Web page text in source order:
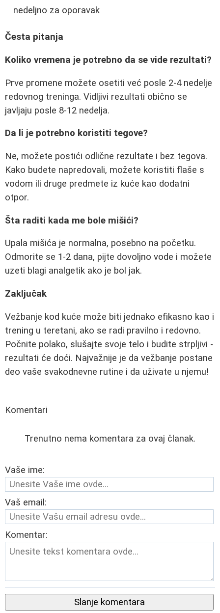
nedeljno za oporavak
Česta pitanja
Koliko vremena je potrebno da se vide rezultati?
Prve promene možete osetiti već posle 2-4 nedelje
redovnog treninga. Vidljivi rezultati obično se
javljaju posle 8-12 nedelja.
Da li je potrebno koristiti tegove?
Ne, možete postići odlične rezultate i bez tegova.
Kako budete napredovali, možete koristiti flaše s
vodom ili druge predmete iz kuće kao dodatni
otpor.
Šta raditi kada me bole mišići?
Upala mišića je normalna, posebno na početku.
Odmorite se 1-2 dana, pijte dovoljno vode i možete
uzeti blagi analgetik ako je bol jak.
Zaključak
Vežbanje kod kuće može biti jednako efikasno kao i
trening u teretani, ako se radi pravilno i redovno.
Počnite polako, slušajte svoje telo i budite strpljivi -
rezultati će doći. Najvažnije je da vežbanje postane
deo vaše svakodnevne rutine i da uživate u njemu!
Komentari
Trenutno nema komentara za ovaj članak.
Vaše ime:
Vaš email:
Komentar:
Slanje komentara